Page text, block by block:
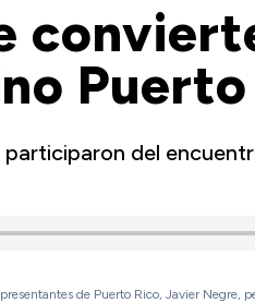
del
de Puerto Rico, Javier Negre,